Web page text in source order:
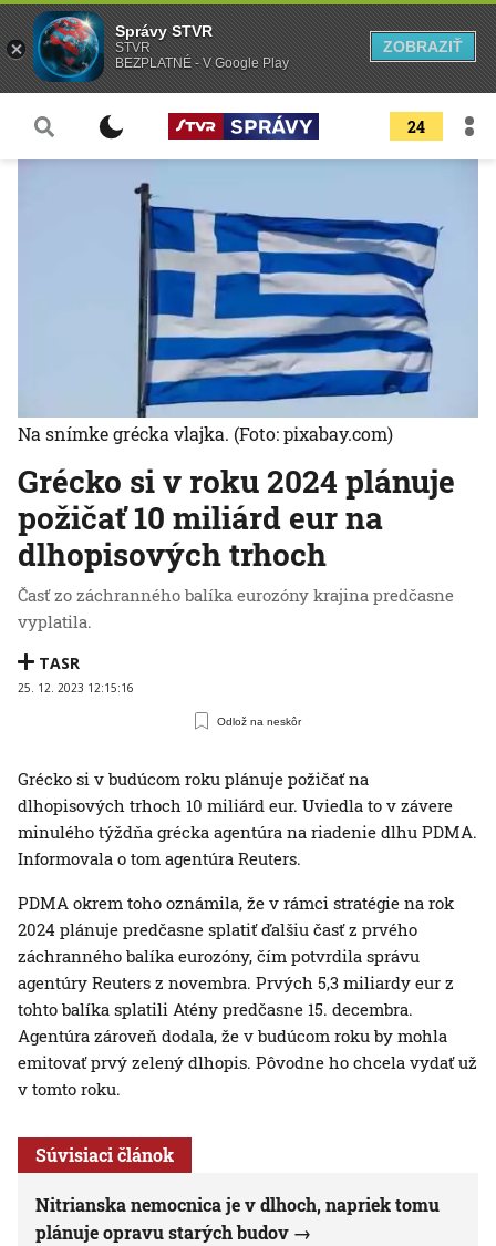
24
Grécko si v roku 2024 plánuje
požičať 10 miliárd eur na
dlhopisových trhoch
Časť zo záchranného balíka eurozóny krajina predčasne
vyplatila.
TASR
25. 12. 2023 12:15:16
Odlož na neskôr
Na snímke grécka vlajka. (Foto: pixabay.com)
Grécko si v budúcom roku plánuje požičať na
dlhopisových trhoch 10 miliárd eur. Uviedla to v závere
minulého týždňa grécka agentúra na riadenie dlhu PDMA.
Informovala o tom agentúra Reuters.
PDMA okrem toho oznámila, že v rámci stratégie na rok
2024 plánuje predčasne splatiť ďalšiu časť z prvého
záchranného balíka eurozóny, čím potvrdila správu
agentúry Reuters z novembra. Prvých 5,3 miliardy eur z
tohto balíka splatili Atény predčasne 15. decembra.
Agentúra zároveň dodala, že v budúcom roku by mohla
emitovať prvý zelený dlhopis. Pôvodne ho chcela vydať už
v tomto roku.
Súvisiaci článok
Nitrianska nemocnica je v dlhoch, napriek tomu
plánuje opravu starých budov
Správy STVR
STVR
BEZPLATNÉ - V Google Play
ZOBRAZIŤ